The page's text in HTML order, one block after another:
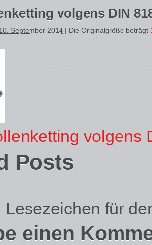
volgens DIN
10. September 2014 | Die Originalgröße beträgt
volgens
Posts
Lesezeichen für
einen